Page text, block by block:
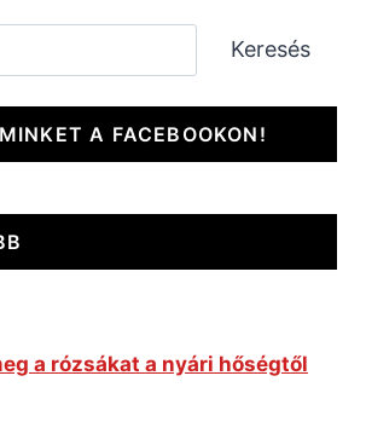
Keresés
A FACEBOOKON!
a rózsákat a nyári hőségtől